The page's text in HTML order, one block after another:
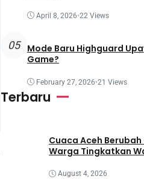
April 8, 2026•22 Views
05
Mode Baru Highguard
Game?
February 27, 2026•21 Views
Terbaru
Cuaca Aceh
Warga Tingkatkan
August 4, 2026